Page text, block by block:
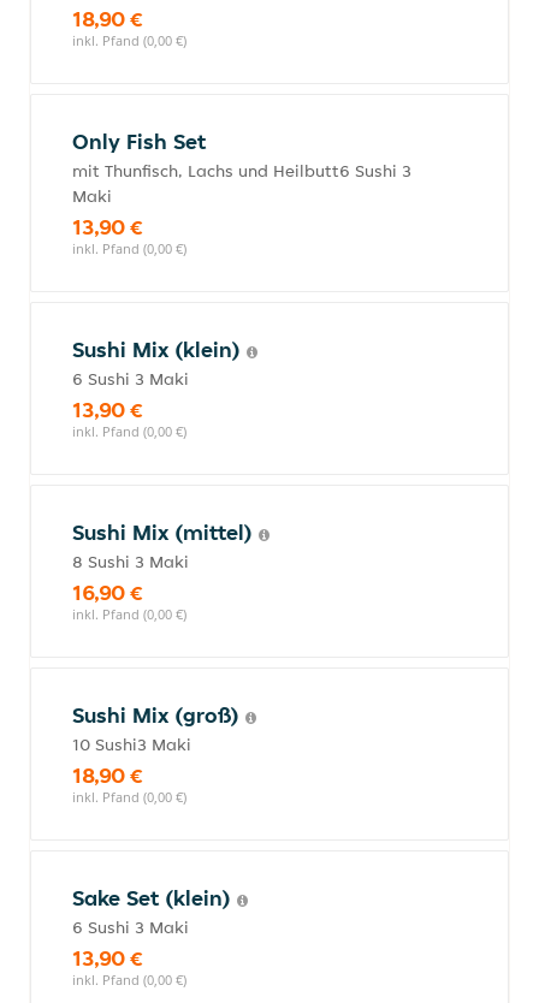
18,90 €
inkl. Pfand (0,00 €)
Only Fish Set
mit Thunfisch, Lachs und Heilbutt6 Sushi 3
Maki
13,90 €
inkl. Pfand (0,00 €)
Sushi Mix (klein)
6 Sushi 3 Maki
13,90 €
inkl. Pfand (0,00 €)
Sushi Mix (mittel)
8 Sushi 3 Maki
16,90 €
inkl. Pfand (0,00 €)
Sushi Mix (groß)
10 Sushi3 Maki
18,90 €
inkl. Pfand (0,00 €)
Sake Set (klein)
6 Sushi 3 Maki
13,90 €
inkl. Pfand (0,00 €)